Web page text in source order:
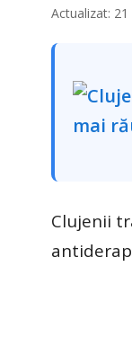
Actualizat:
Clujenii